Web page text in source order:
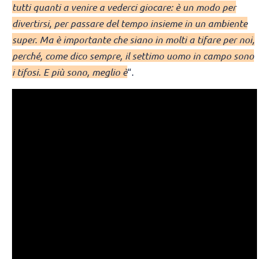
tutti quanti a venire a vederci giocare: è un modo per
divertirsi, per passare del tempo insieme in un ambiente
super. Ma è importante che siano in molti a tifare per noi,
perché, come dico sempre, il settimo uomo in campo sono
i tifosi. E più sono, meglio è“.